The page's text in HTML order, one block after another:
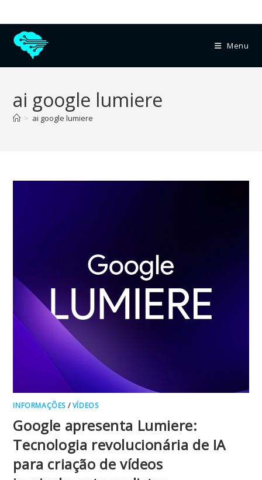
Menu
ai google lumiere
> ai google lumiere
INFORMAÇÕES /VÍDEOS
Google apresenta Lumiere:
Tecnologia revolucionária de IA
para criação de vídeos